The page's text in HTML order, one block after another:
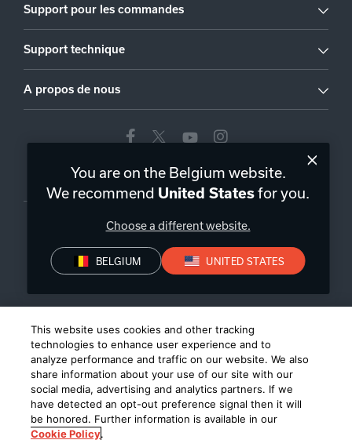
Support pour les commandes
Support technique
A propos de nous
Belgique|FR
Politique de confidentialité
Déclaration de conformité
You are on the Belgium website.
We recommend United Statesfor you.
Choose a different website.
BELGIUM UNITED STATES
This website uses cookies and other tracking
technologies to enhance user experience and to
analyze performance and traffic on our website. We also
share information about your use of our site with our
social media, advertising and analytics partners. If we
have detected an opt-out preference signal then it will
be honored. Further information is available in our
Cookie Policy.